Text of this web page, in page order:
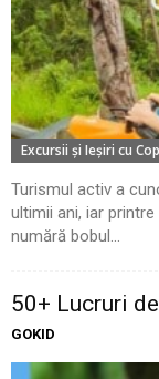
Excursii şi Ieşiri cu
Turismul activ a
ultimii ani, iar
numără bobul...
50+ Lucruri
GOKID